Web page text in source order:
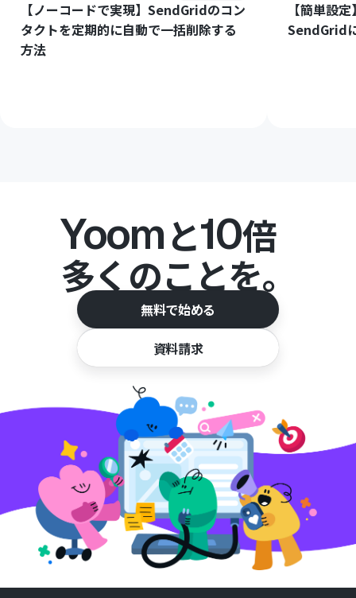
【ノーコードで実現】SendGridのコン
タクトを定期的に自動で一括削除する
方法
【簡単設
SendGrid
Yoomと10倍
多くのことを。
無料で始める
資料請求